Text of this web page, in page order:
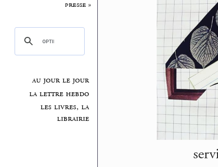
presse »
au jour le jour
la lettre hebdo
les livres, la
librairie